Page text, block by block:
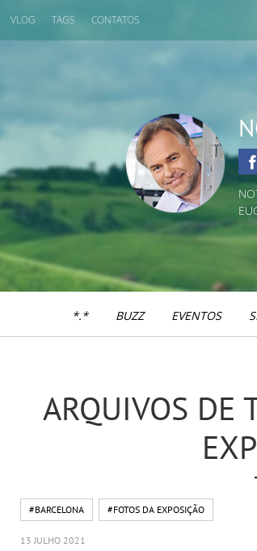
VLOG TAGS CONTATOS
*.* BUZZ EVENTOS
ARQUIVOS DE
#BARCELONA #FOTOS DA EXPOSIÇÃO
13 JULHO 2021